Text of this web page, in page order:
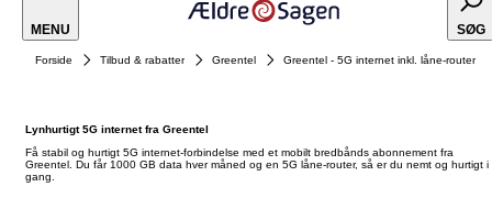
MENU SØG
Forside Tilbud & rabatter Greentel Greentel - 5G internet inkl. låne-router
Lynhurtigt 5G internet fra Greentel
Få stabil og hurtigt 5G internet-forbindelse med et mobilt bredbånds abonnement fra
Greentel. Du får 1000 GB data hver måned og en 5G låne-router, så er du nemt og hurtigt i
gang.